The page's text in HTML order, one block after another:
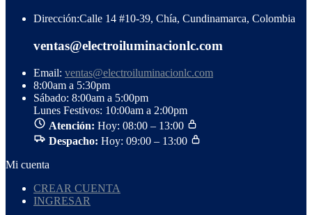
Dirección:Calle 14 #10-39, Chía, Cundinamarca, Colombia
ventas@electroiluminacionlc.com
Email: ventas@electroiluminacionlc.com
8:00am a 5:30pm
Sábado: 8:00am a 5:00pm
Lunes Festivos: 10:00am a 2:00pm
Atención: Hoy: 08:00 – 13:00
Despacho: Hoy: 09:00 – 13:00
Mi cuenta
CREAR CUENTA
INGRESAR